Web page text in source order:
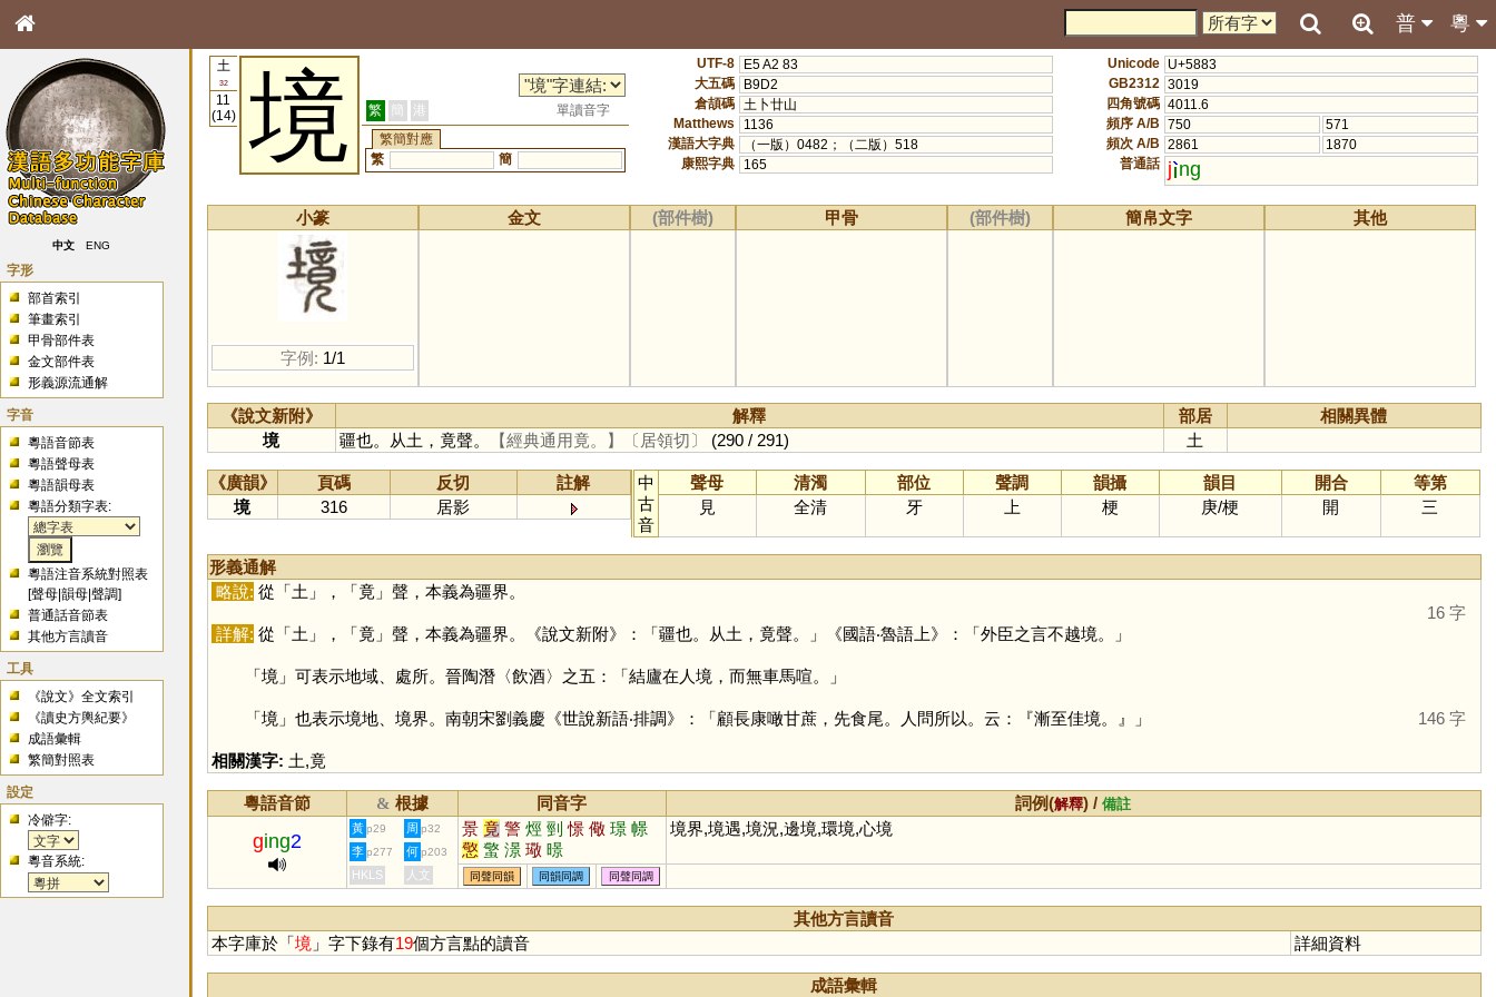
粵
普
中文 ENG
字形
部首索引
筆畫索引
甲骨部件表
金文部件表
形義源流通解
字音
粵語音節表
粵語聲母表
粵語韻母表
粵語分類字表:
粵語注音系統對照表
[聲母 |韻母 |聲調]
普通話音節表
其他方言讀音
工具
《說文》全文索引
《讀史方輿紀要》
成語彙輯
繁簡對照表
設定
冷僻字:
粵音系統:
土
32
11
(14)
境 繁 簡 港
單讀音字
繁簡對應
繁
簡
UTF-8
E5 A2 83
大五碼
B9D2
倉頡碼
土卜廿山
Matthews
1136
漢語大字典
（一版）0482；（二版）518
康熙字典
165
Unicode U+5883
GB2312 3019
四角號碼 4011.6
頻序 A/B 750
571
頻次 A/B 2861
1870
普通話 j ng
小篆
字例: 1/1
金文 (部件樹) 甲骨 (部件樹) 簡帛文字 其他
《說文新附》 解釋 部居
相關異體
境
疆也。从土，竟聲。 【經典通用竟。】 〔居領切〕 (290 / 291) 土
《廣韻》 頁碼 反切
註解
境
316 居影
中
古
音
聲母 清濁 部位 聲調 韻攝 韻目 開合
等第
見
全清 牙 上 梗 庚/梗 開 三
形義通解
略說: 從「土」，「竟 」聲，本義為疆界。
16 字
詳解: 從「土」，「竟 」聲，本義為疆界。《說文新附》：「疆也。从土，竟聲。」《國語‧魯語上》：「外臣之言不越境。」
「境」可表示地域、處所。晉陶潛〈飲酒〉之五：「結廬在人境，而無車馬喧。」
「境」也表示境地、境界。南朝宋劉義慶《世說新語‧排調》：「顧長康噉甘蔗，先食尾。人問所以。云：『漸至佳境。』」 146 字
相關漢字: 土,竟
粵語音節 & 根據 同音字 詞例(解釋) /備註
ging2
黃 p29 周 p32 景 竟 警 烴 剄 憬 儆 璟 幜
憼 蟼 澋 璥 暻
境界,境遇,境況,邊境,環境,心境
李 p277 何 p203
HKLS 人文 同聲同韻 同韻同調 同聲同調
其他方言讀音
本字庫於「境 」字下錄有19個方言點的讀音 詳細資料
成語彙輯